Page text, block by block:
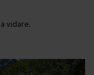
vidare.